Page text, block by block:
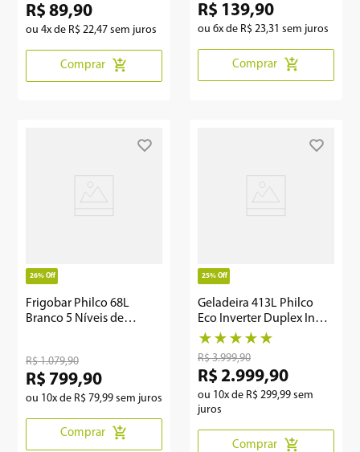
R$ 89,90
ou 4x de R$ 22,47 sem juros
Comprar
R$ 139,90
ou 6x de R$ 23,31 sem juros
Comprar
26% Off
Frigobar Philco 68L
Branco 5 Níveis de
R$ 1.079,90
R$ 799,90
ou 10x de R$ 79,99 sem juros
Comprar
25% Off
Geladeira 413L Philco
Eco Inverter Duplex Inox
PRF501TI
★ ★ ★ ★ ★
R$ 3.999,90
R$ 2.999,90
ou 10x de R$ 299,99 sem
juros
Comprar